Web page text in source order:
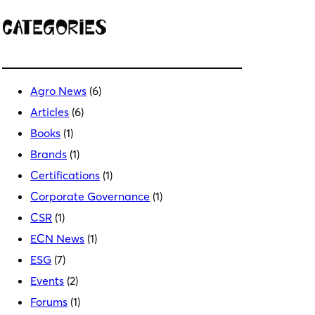
Categories
Agro News (6)
Articles (6)
Books (1)
Brands (1)
Certifications (1)
Corporate Governance (1)
CSR (1)
ECN News (1)
ESG (7)
Events (2)
Forums (1)